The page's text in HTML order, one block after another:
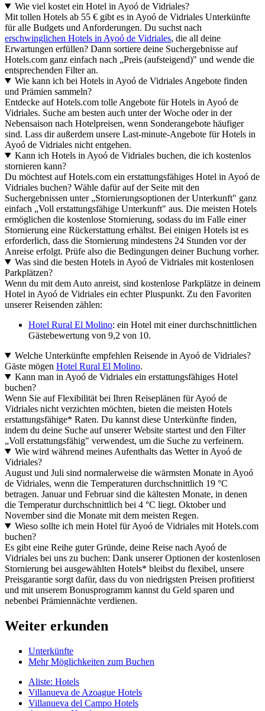
Wie viel kostet ein Hotel in Ayoó de Vidriales?
Mit tollen Hotels ab 55 € gibt es in Ayoó de Vidriales Unterkünfte
für alle Budgets und Anforderungen. Du suchst nach
erschwinglichen Hotels in Ayoó de Vidriales, die all deine
Erwartungen erfüllen? Dann sortiere deine Suchergebnisse auf
Hotels.com ganz einfach nach „Preis (aufsteigend)" und wende die
entsprechenden Filter an.
Wie kann ich bei Hotels in Ayoó de Vidriales Angebote finden
und Prämien sammeln?
Entdecke auf Hotels.com tolle Angebote für Hotels in Ayoó de
Vidriales. Suche am besten auch unter der Woche oder in der
Nebensaison nach Hotelpreisen, wenn Sonderangebote häufiger
sind. Lass dir außerdem unsere Last-minute-Angebote für Hotels in
Ayoó de Vidriales nicht entgehen.
Kann ich Hotels in Ayoó de Vidriales buchen, die ich kostenlos
stornieren kann?
Du möchtest auf Hotels.com ein erstattungsfähiges Hotel in Ayoó de
Vidriales buchen? Wähle dafür auf der Seite mit den
Suchergebnissen unter „Stornierungsoptionen der Unterkunft" ganz
einfach „Voll erstattungsfähige Unterkunft" aus. Die meisten Hotels
ermöglichen die kostenlose Stornierung, sodass du im Falle einer
Stornierung eine Rückerstattung erhältst. Bei einigen Hotels ist es
erforderlich, dass die Stornierung mindestens 24 Stunden vor der
Anreise erfolgt. Prüfe also die Bedingungen deiner Buchung vorher.
Was sind die besten Hotels in Ayoó de Vidriales mit kostenlosen
Parkplätzen?
Wenn du mit dem Auto anreist, sind kostenlose Parkplätze in deinem
Hotel in Ayoó de Vidriales ein echter Pluspunkt. Zu den Favoriten
unserer Reisenden zählen:
Hotel Rural El Molino: ein Hotel mit einer durchschnittlichen
Gästebewertung von 9,2 von 10.
Welche Unterkünfte empfehlen Reisende in Ayoó de Vidriales?
Gäste mögen Hotel Rural El Molino.
Kann man in Ayoó de Vidriales ein erstattungsfähiges Hotel
buchen?
Wenn Sie auf Flexibilität bei Ihren Reiseplänen für Ayoó de
Vidriales nicht verzichten möchten, bieten die meisten Hotels
erstattungsfähige* Raten. Du kannst diese Unterkünfte finden,
indem du deine Suche auf unserer Website startest und den Filter
„Voll erstattungsfähig" verwendest, um die Suche zu verfeinern.
Wie wird während meines Aufenthalts das Wetter in Ayoó de
Vidriales?
August und Juli sind normalerweise die wärmsten Monate in Ayoó
de Vidriales, wenn die Temperaturen durchschnittlich 19 °C
betragen. Januar und Februar sind die kältesten Monate, in denen
die Temperatur durchschnittlich bei 4 °C liegt. Oktober und
November sind die Monate mit dem meisten Regen.
Wieso sollte ich mein Hotel für Ayoó de Vidriales mit Hotels.com
buchen?
Es gibt eine Reihe guter Gründe, deine Reise nach Ayoó de
Vidriales bei uns zu buchen: Dank unserer Optionen der kostenlosen
Stornierung bei ausgewählten Hotels* bleibst du flexibel, unsere
Preisgarantie sorgt dafür, dass du von niedrigsten Preisen profitierst
und mit unserem Bonusprogramm kannst du Geld sparen und
nebenbei Prämiennächte verdienen.
Weiter erkunden
Unterkünfte
Mehr Möglichkeiten zum Buchen
Aliste: Hotels
Villanueva de Azoague Hotels
Villanueva del Campo Hotels